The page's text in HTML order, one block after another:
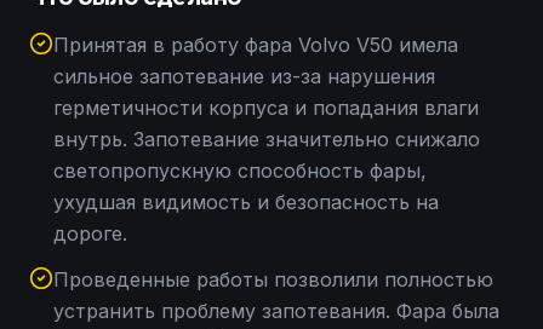
Принятая в работу фара Volvo V50 имела
сильное запотевание из-за нарушения
герметичности корпуса и попадания влаги
внутрь. Запотевание значительно снижало
светопропускную способность фары,
ухудшая видимость и безопасность на
дороге.
Проведенные работы позволили полностью
устранить проблему запотевания. Фара была